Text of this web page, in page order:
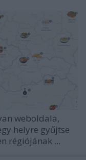
weboldala,
helyre gyűjtse
régiójának ...